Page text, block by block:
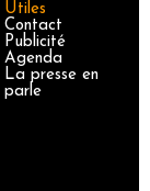
Utiles
Contact
Publicité
Agenda
La presse en
parle